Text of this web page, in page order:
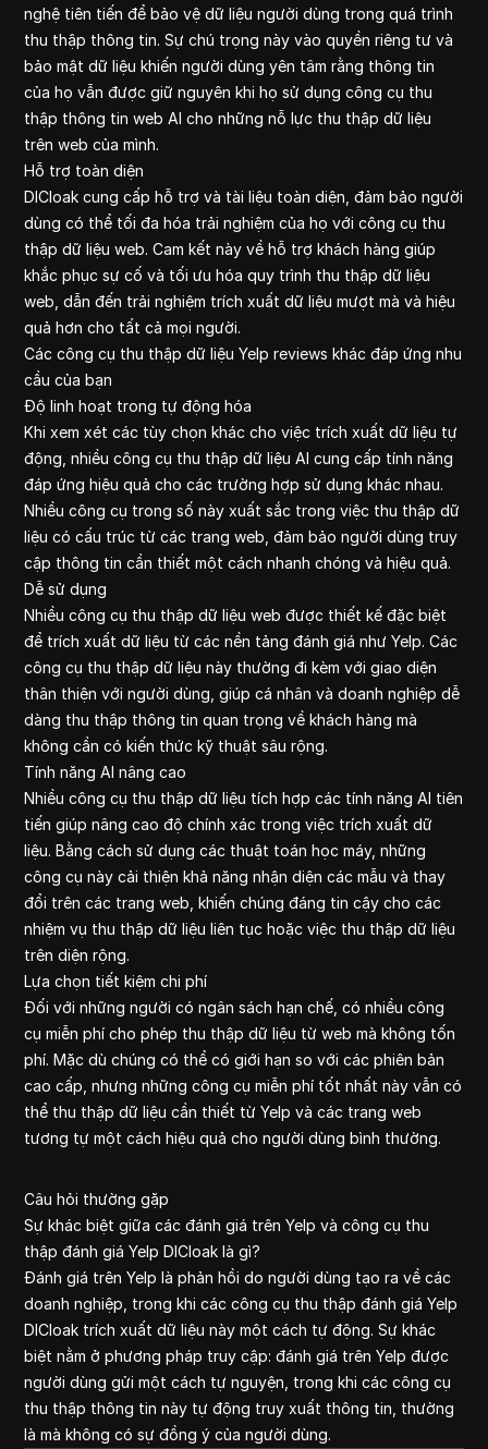
nghệ tiên tiến để bảo vệ dữ liệu người dùng trong quá trình
thu thập thông tin. Sự chú trọng này vào quyền riêng tư và
bảo mật dữ liệu khiến người dùng yên tâm rằng thông tin
của họ vẫn được giữ nguyên khi họ sử dụng công cụ thu
thập thông tin web AI cho những nỗ lực thu thập dữ liệu
trên web của mình.
Hỗ trợ toàn diện
DICloak cung cấp hỗ trợ và tài liệu toàn diện, đảm bảo người
dùng có thể tối đa hóa trải nghiệm của họ với công cụ thu
thập dữ liệu web. Cam kết này về hỗ trợ khách hàng giúp
khắc phục sự cố và tối ưu hóa quy trình thu thập dữ liệu
web, dẫn đến trải nghiệm trích xuất dữ liệu mượt mà và hiệu
quả hơn cho tất cả mọi người.
Các công cụ thu thập dữ liệu Yelp reviews khác đáp ứng nhu
cầu của bạn
Độ linh hoạt trong tự động hóa
Khi xem xét các tùy chọn khác cho việc trích xuất dữ liệu tự
động, nhiều công cụ thu thập dữ liệu AI cung cấp tính năng
đáp ứng hiệu quả cho các trường hợp sử dụng khác nhau.
Nhiều công cụ trong số này xuất sắc trong việc thu thập dữ
liệu có cấu trúc từ các trang web, đảm bảo người dùng truy
cập thông tin cần thiết một cách nhanh chóng và hiệu quả.
Dễ sử dụng
Nhiều công cụ thu thập dữ liệu web được thiết kế đặc biệt
để trích xuất dữ liệu từ các nền tảng đánh giá như Yelp. Các
công cụ thu thập dữ liệu này thường đi kèm với giao diện
thân thiện với người dùng, giúp cá nhân và doanh nghiệp dễ
dàng thu thập thông tin quan trọng về khách hàng mà
không cần có kiến thức kỹ thuật sâu rộng.
Tính năng AI nâng cao
Nhiều công cụ thu thập dữ liệu tích hợp các tính năng AI tiên
tiến giúp nâng cao độ chính xác trong việc trích xuất dữ
liệu. Bằng cách sử dụng các thuật toán học máy, những
công cụ này cải thiện khả năng nhận diện các mẫu và thay
đổi trên các trang web, khiến chúng đáng tin cậy cho các
nhiệm vụ thu thập dữ liệu liên tục hoặc việc thu thập dữ liệu
trên diện rộng.
Lựa chọn tiết kiệm chi phí
Đối với những người có ngân sách hạn chế, có nhiều công
cụ miễn phí cho phép thu thập dữ liệu từ web mà không tốn
phí. Mặc dù chúng có thể có giới hạn so với các phiên bản
cao cấp, nhưng những công cụ miễn phí tốt nhất này vẫn có
thể thu thập dữ liệu cần thiết từ Yelp và các trang web
tương tự một cách hiệu quả cho người dùng bình thường.
Câu hỏi thường gặp
Sự khác biệt giữa các đánh giá trên Yelp và công cụ thu
thập đánh giá Yelp DICloak là gì?
Đánh giá trên Yelp là phản hồi do người dùng tạo ra về các
doanh nghiệp, trong khi các công cụ thu thập đánh giá Yelp
DICloak trích xuất dữ liệu này một cách tự động. Sự khác
biệt nằm ở phương pháp truy cập: đánh giá trên Yelp được
người dùng gửi một cách tự nguyện, trong khi các công cụ
thu thập thông tin này tự động truy xuất thông tin, thường
là mà không có sự đồng ý của người dùng.